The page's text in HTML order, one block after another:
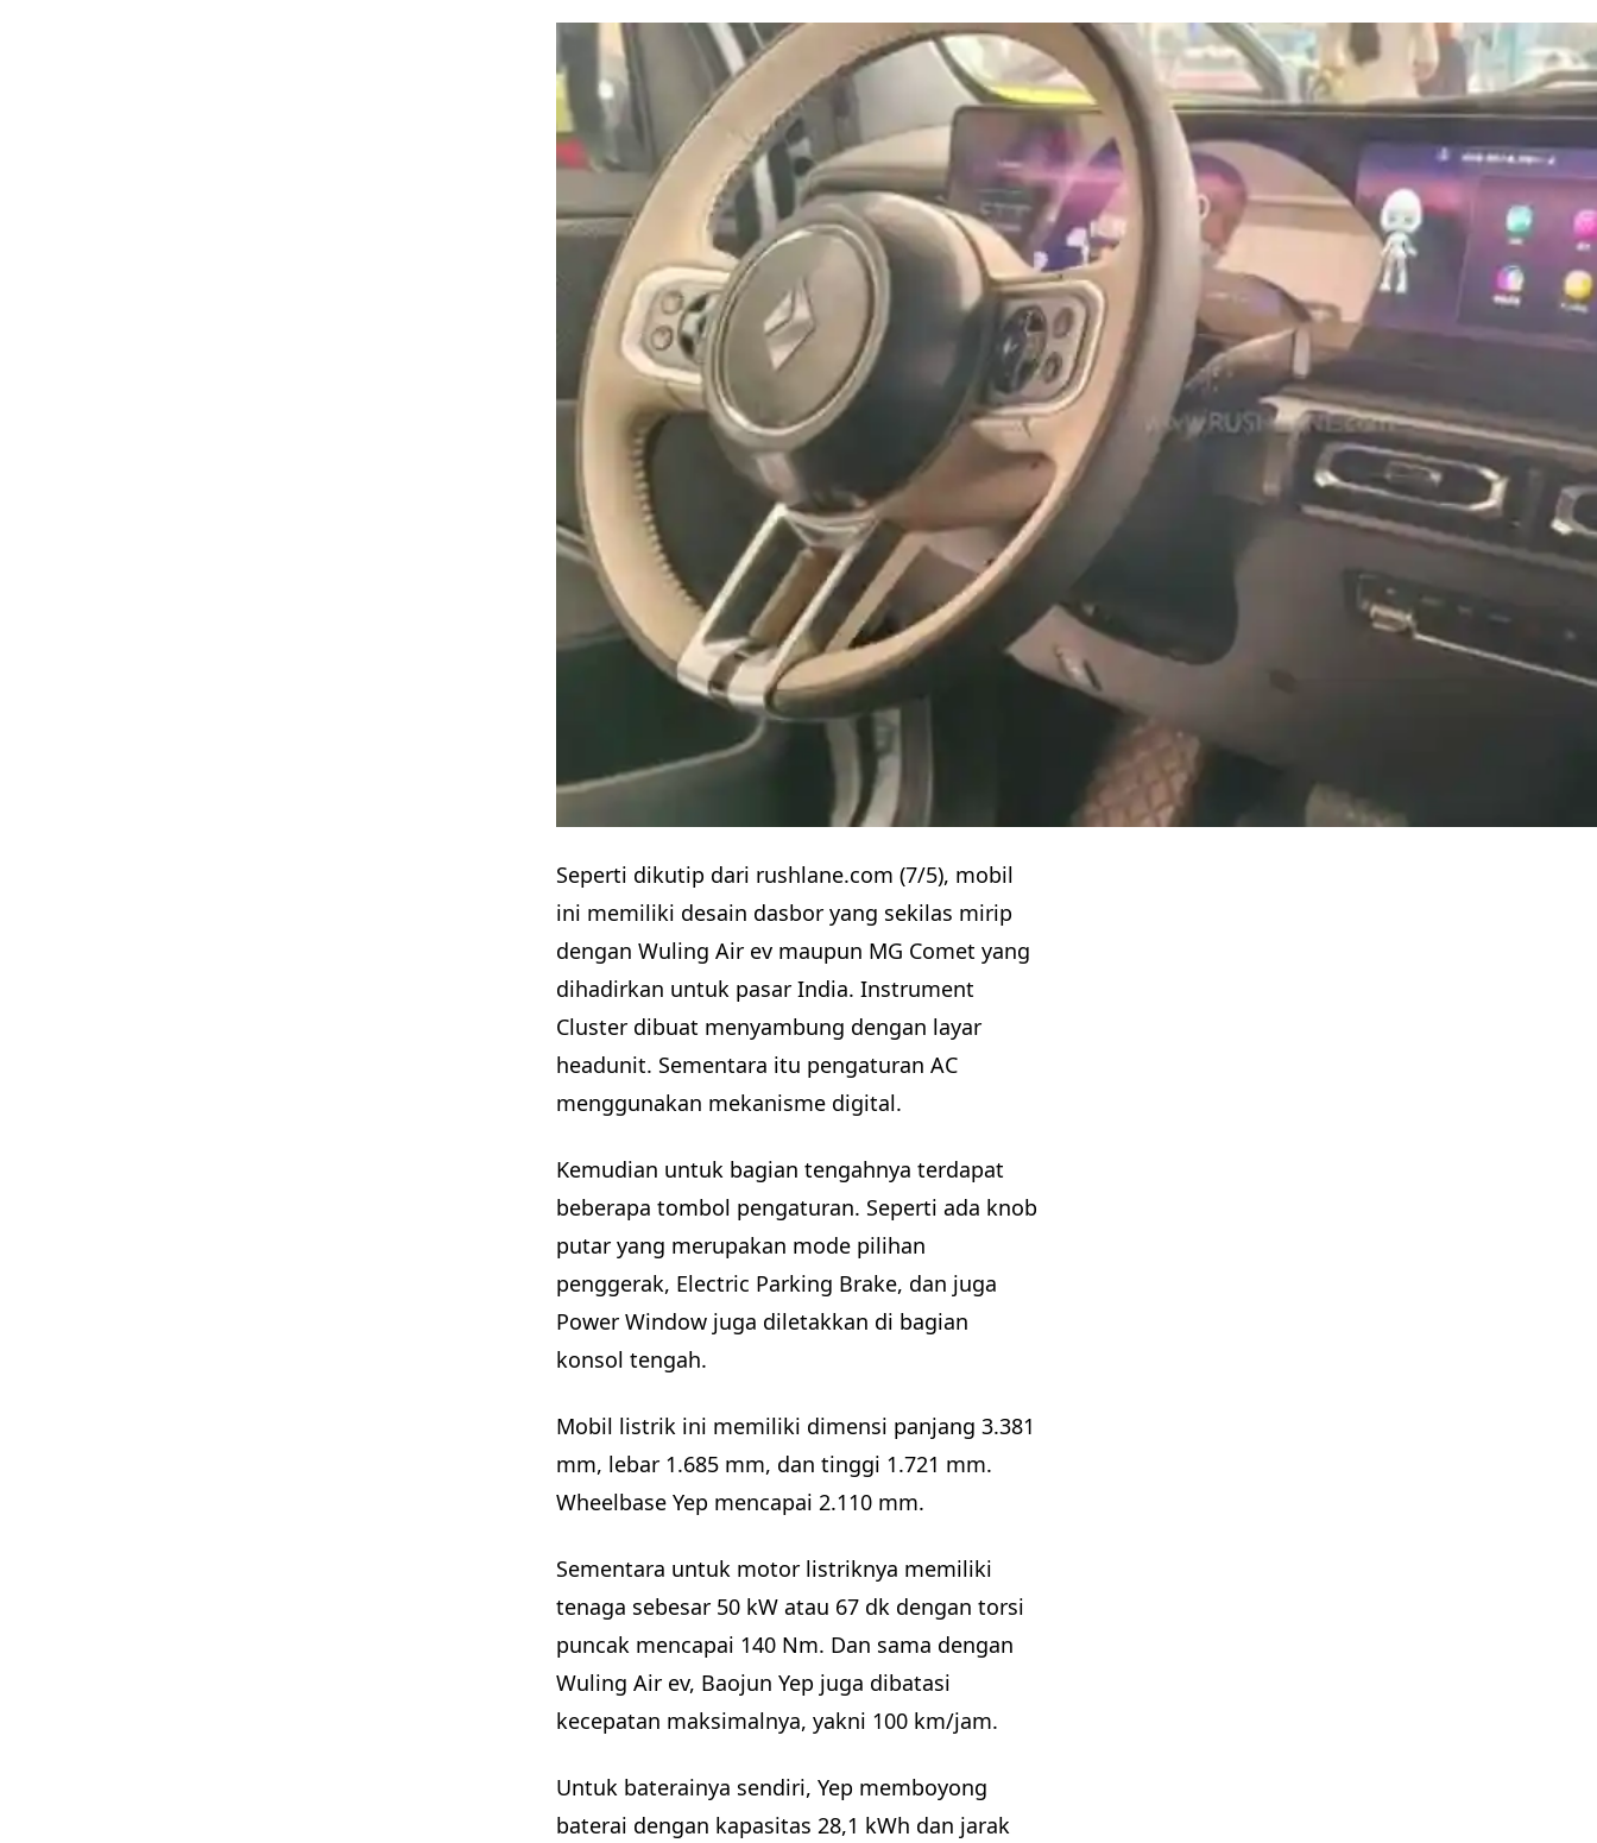
Seperti dikutip dari rushlane.com (7/5), mobil
ini memiliki desain dasbor yang sekilas mirip
dengan Wuling Air ev maupun MG Comet yang
dihadirkan untuk pasar India. Instrument
Cluster dibuat menyambung dengan layar
headunit. Sementara itu pengaturan AC
menggunakan mekanisme digital.
Kemudian untuk bagian tengahnya terdapat
beberapa tombol pengaturan. Seperti ada knob
putar yang merupakan mode pilihan
penggerak, Electric Parking Brake, dan juga
Power Window juga diletakkan di bagian
konsol tengah.
Mobil listrik ini memiliki dimensi panjang 3.381
mm, lebar 1.685 mm, dan tinggi 1.721 mm.
Wheelbase Yep mencapai 2.110 mm.
Sementara untuk motor listriknya memiliki
tenaga sebesar 50 kW atau 67 dk dengan torsi
puncak mencapai 140 Nm. Dan sama dengan
Wuling Air ev, Baojun Yep juga dibatasi
kecepatan maksimalnya, yakni 100 km/jam.
Untuk baterainya sendiri, Yep memboyong
baterai dengan kapasitas 28,1 kWh dan jarak